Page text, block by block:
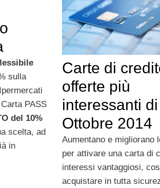
sulla
PASS
del 10%
scelta, ad
in
Carte di
offerte più
interessanti di
Ottobre 2014
Aumentano e migliorano
per attivare una carta di
interessi vantaggiosi,
acquistare in tutta